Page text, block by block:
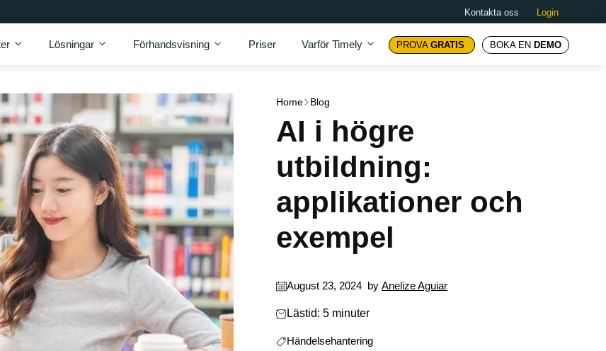
Kontakta oss Login
Lösningar Förhandsvisning Priser Varför Timely PROVA GRATIS BOKA EN DEMO
Home Blog
AI i högre
utbildning:
applikationer och
exempel
August 23, 2024 by Anelize Aguiar
Lästid: 5 minuter
Händelsehantering